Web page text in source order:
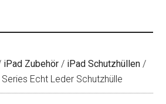
iPad Zubehör / iPad Schutzhüllen /
Echt Leder Schutzhülle